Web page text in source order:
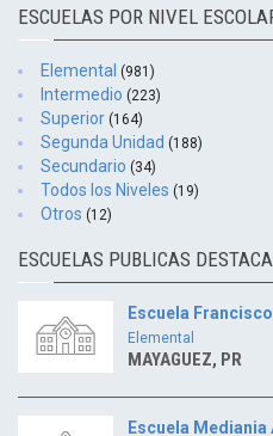
ESCUELAS POR NIVEL
Elemental (981)
Intermedio (223)
Superior (164)
Segunda Unidad (188)
Secundario (34)
Todos los Niveles (19)
Otros (12)
ESCUELAS PUBLICAS
Escuela
Elemental
MAYAGUEZ, PR
Escuela Mediania